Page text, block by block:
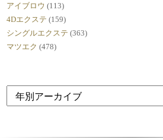
アイブロウ (113)
4Dエクステ (159)
シングルエクステ (363)
マツエク (478)